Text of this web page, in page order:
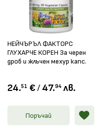
НЕЙЧЪРЪЛ ФАКТОРС
ГЛУХАРЧЕ КОРЕН За черен
дроб и жлъчен мехур капс.
24.51 € / 47.94 лв.
Поръчай